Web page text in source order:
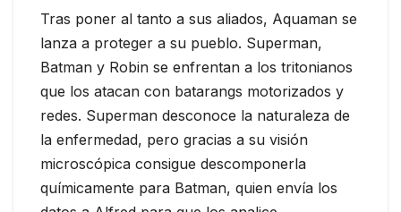
Tras poner al tanto a sus aliados, Aquaman se
lanza a proteger a su pueblo. Superman,
Batman y Robin se enfrentan a los tritonianos
que los atacan con batarangs motorizados y
redes. Superman desconoce la naturaleza de
la enfermedad, pero gracias a su visión
microscópica consigue descomponerla
químicamente para Batman, quien envía los